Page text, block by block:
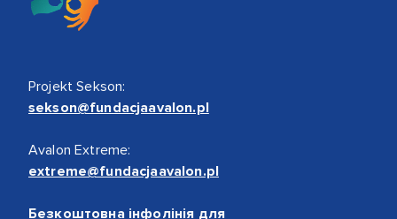
Projekt Sekson:
sekson@fundacjaavalon.pl
Avalon Extreme:
extreme@fundacjaavalon.pl
Безкоштовна інфолінія для